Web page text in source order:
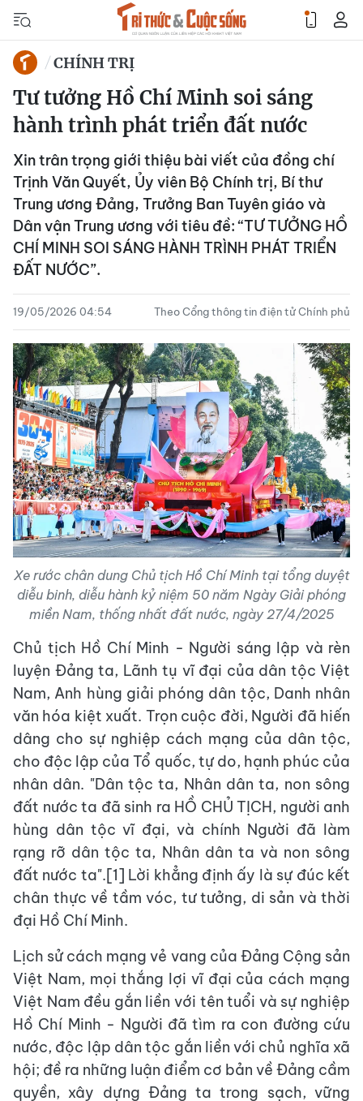
CHÍNH TRỊ
Tư tưởng Hồ Chí Minh soi sáng
hành trình phát triển đất nước
Xin trân trọng giới thiệu bài viết của đồng chí
Trịnh Văn Quyết, Ủy viên Bộ Chính trị, Bí thư
Trung ương Đảng, Trưởng Ban Tuyên giáo và
Dân vận Trung ương với tiêu đề: “TƯ TƯỞNG HỒ
CHÍ MINH SOI SÁNG HÀNH TRÌNH PHÁT TRIỂN
ĐẤT NƯỚC”.
19/05/2026 04:54 Theo Cổng thông tin điện tử Chính phủ
Xe rước chân dung Chủ tịch Hồ Chí Minh tại tổng duyệt
diễu binh, diễu hành kỷ niệm 50 năm Ngày Giải phóng
miền Nam, thống nhất đất nước, ngày 27/4/2025
Chủ tịch Hồ Chí Minh - Người sáng lập và rèn
luyện Đảng ta, Lãnh tụ vĩ đại của dân tộc Việt
Nam, Anh hùng giải phóng dân tộc, Danh nhân
văn hóa kiệt xuất. Trọn cuộc đời, Người đã hiến
dâng cho sự nghiệp cách mạng của dân tộc,
cho độc lập của Tổ quốc, tự do, hạnh phúc của
nhân dân. "Dân tộc ta, Nhân dân ta, non sông
đất nước ta đã sinh ra HỒ CHỦ TỊCH, người anh
hùng dân tộc vĩ đại, và chính Người đã làm
rạng rỡ dân tộc ta, Nhân dân ta và non sông
đất nước ta".[1] Lời khẳng định ấy là sự đúc kết
chân thực về tầm vóc, tư tưởng, di sản và thời
đại Hồ Chí Minh.
Lịch sử cách mạng vẻ vang của Đảng Cộng sản
Việt Nam, mọi thắng lợi vĩ đại của cách mạng
Việt Nam đều gắn liền với tên tuổi và sự nghiệp
Hồ Chí Minh - Người đã tìm ra con đường cứu
nước, độc lập dân tộc gắn liền với chủ nghĩa xã
hội; đề ra những luận điểm cơ bản về Đảng cầm
quyền, xây dựng Đảng ta trong sạch, vững